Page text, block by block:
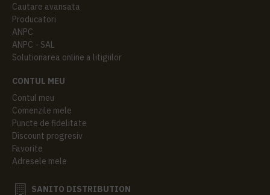
Cautare avansata
Producatori
ANPC
ANPC - SAL
Solutionarea online a litigiilor
CONTUL MEU
Contul meu
Comenzile mele
Puncte de fidelitate
Discount progresiv
Favorite
Adresele mele
SANITO DISTRIBUTION